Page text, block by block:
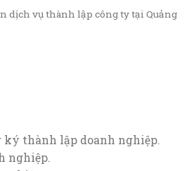
dịch vụ thành lập công ty tại Quảng
ký thành lập doanh nghiệp.
nghiệp.